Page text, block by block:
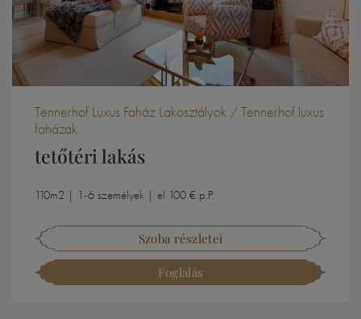
Tennerhof Luxus Faház Lakosztályok / Tennerhof luxus
faházak
tetőtéri lakás
110m2 | 1-6 személyek | el 100 € p.P.
Szoba részletei
Foglalás